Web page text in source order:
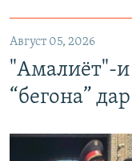
Август 05, 2026
"Амалиёт"-
“бегона”